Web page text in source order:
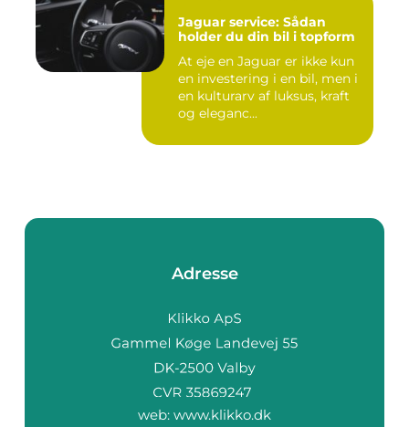
Jaguar service: Sådan
holder du din bil i topform
At eje en Jaguar er ikke kun
en investering i en bil, men i
en kulturarv af luksus, kraft
og eleganc...
Adresse
web: www.klikko.dk